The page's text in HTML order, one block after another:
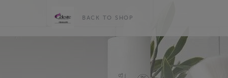
BACK TO SHOP